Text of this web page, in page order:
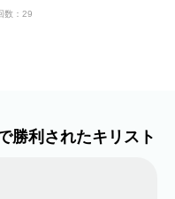
数：29
勝利されたキリスト